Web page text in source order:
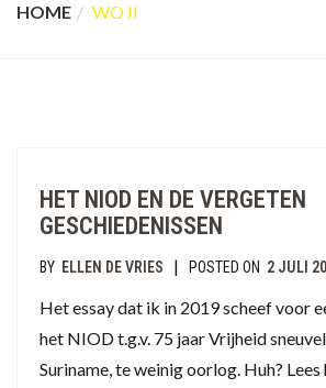
HOME WO II
HET NIOD EN DE VERGETEN
GESCHIEDENISSEN
BY ELLEN DE VRIES | POSTED ON 2 JULI
Het essay dat ik in 2019 scheef voor
het NIOD t.g.v. 75 jaar Vrijheid
Suriname, te weinig oorlog. Huh?